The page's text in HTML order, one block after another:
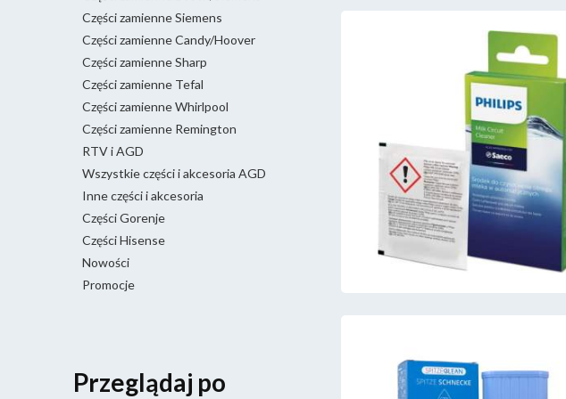
Części zamienne Siemens
Części zamienne Candy/Hoover
Części zamienne Sharp
Części zamienne Tefal
Części zamienne Whirlpool
Części zamienne Remington
RTV i AGD
Wszystkie części i akcesoria AGD
Inne części i akcesoria
Części Gorenje
Części Hisense
Nowości
Promocje
Przeglądaj po